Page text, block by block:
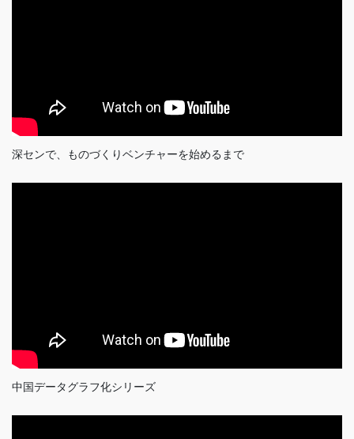
深センで、ものづくりベンチャーを始めるまで
中国データグラフ化シリーズ